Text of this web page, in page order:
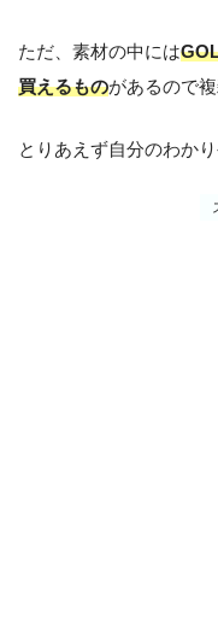
ただ、素材の中には
買えるものがあるので複
とりあえず自分のわか